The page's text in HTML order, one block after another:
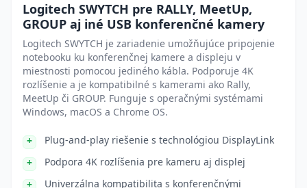
Logitech SWYTCH pre RALLY, MeetUp,
GROUP aj iné USB konferenčné kamery
Logitech SWYTCH je zariadenie umožňujúce pripojenie
notebooku ku konferenčnej kamere a displeju v
miestnosti pomocou jediného kábla. Podporuje 4K
rozlíšenie a je kompatibilné s kamerami ako Rally,
MeetUp či GROUP. Funguje s operačnými systémami
Windows, macOS a Chrome OS.
Plug-and-play riešenie s technológiou DisplayLink
Podpora 4K rozlíšenia pre kameru aj displej
Univerzálna kompatibilita s konferenčnými